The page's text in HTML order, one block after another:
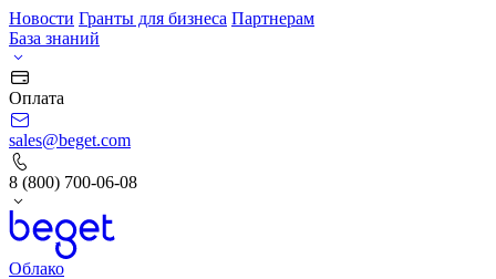
Новости Гранты для бизнеса Партнерам
База знаний
Оплата
sales@beget.com
8 (800) 700-06-08
Облако